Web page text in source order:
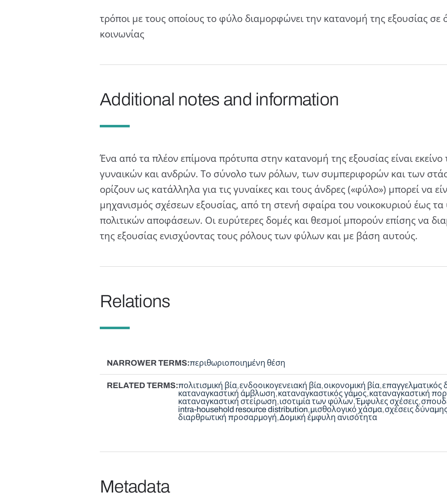
τρόποι με τους οποίους το φύλο διαμορφώνει την κατανομή της εξουσίας σε
κοινωνίας
Additional notes and information
Ένα από τα πλέον επίμονα πρότυπα στην κατανομή της εξουσίας είναι
γυναικών και ανδρών. Το σύνολο των ρόλων, των συμπεριφορών και των
ορίζουν ως κατάλληλα για τις γυναίκες και τους άνδρες («φύλο») μπορεί να
μηχανισμός σχέσεων εξουσίας, από τη στενή σφαίρα του νοικοκυριού έως
πολιτικών αποφάσεων. Οι ευρύτερες δομές και θεσμοί μπορούν επίσης να
της εξουσίας ενισχύοντας τους ρόλους των φύλων και με βάση αυτούς.
Relations
NARROWER TERMS περιθωριοποιημένη θέση
RELATED TERMS πολιτισμική βία ενδοοικογενειακή βία οικονομική βία επαγγελματικός
καταναγκαστική άμβλωση καταναγκαστικός γάμος καταναγκαστική
καταναγκαστική στείρωση ισοτιμία των φύλων Έμφυλες σχέσεις
intra-household resource distribution μισθολογικό χάσμα σχέσεις
διαρθρωτική προσαρμογή Δομική έμφυλη ανισότητα
Metadata